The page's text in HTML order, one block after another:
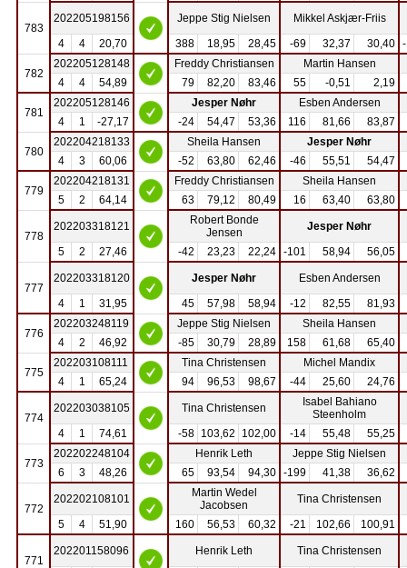
783
202205198156 Jeppe Stig Nielsen
Mikkel Askjær-Friis
4
4 20,70 388 18,95 28,45 -69 32,37 30,40
782
202205128148 Freddy Christiansen
Martin Hansen
4
4 54,89 79 82,20 83,46 55 -0,51 2,19
781
202205128146 Jesper Nøhr
Esben Andersen
4
1 -27,17 -24 54,47 53,36 116 81,66 83,87
780
202204218133 Sheila Hansen
Jesper Nøhr
4
3 60,06 -52 63,80 62,46 -46 55,51 54,47
779
202204218131 Freddy Christiansen
Sheila Hansen
5
2 64,14 63 79,12 80,49 16 63,40 63,80
778
202203318121
Robert Bonde
Jensen
Jesper Nøhr
5
2 27,46 -42 23,23 22,24 -101 58,94 56,05
777
202203318120 Jesper Nøhr
Esben Andersen
4
1 31,95 45 57,98 58,94 -12 82,55 81,93
776
202203248119 Jeppe Stig Nielsen
Sheila Hansen
4
2 46,92 -85 30,79 28,89 158 61,68 65,40
775
202203108111 Tina Christensen
Michel Mandix
4
1 65,24 94 96,53 98,67 -44 25,60 24,76
774
202203038105 Tina Christensen
Isabel Bahiano
Steenholm
4
1 74,61 -58 103,62 102,00 -14 55,48 55,25
773
202202248104 Henrik Leth
Jeppe Stig Nielsen
6
3 48,26 65 93,54 94,30 -199 41,38 36,62
772
202202108101
Martin Wedel
Jacobsen
Tina Christensen
5
4 51,90 160 56,53 60,32 -21 102,66 100,91
771
202201158096 Henrik Leth
Tina Christensen